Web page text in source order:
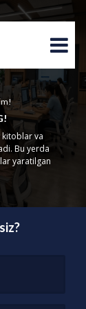
va
Bu yerda
yaratilgan